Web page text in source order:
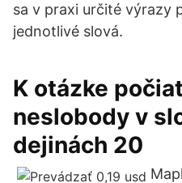
sa v praxi určité výrazy
jednotlivé slová.
K otázke
neslobody v
dejinách 20